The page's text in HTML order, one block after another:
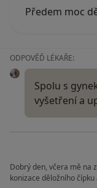
Předem moc
ODPOVĚĎ LÉKAŘE:
Spolu s
vyšetření a
Dobrý den, včera mě na
konizace děložního čípku